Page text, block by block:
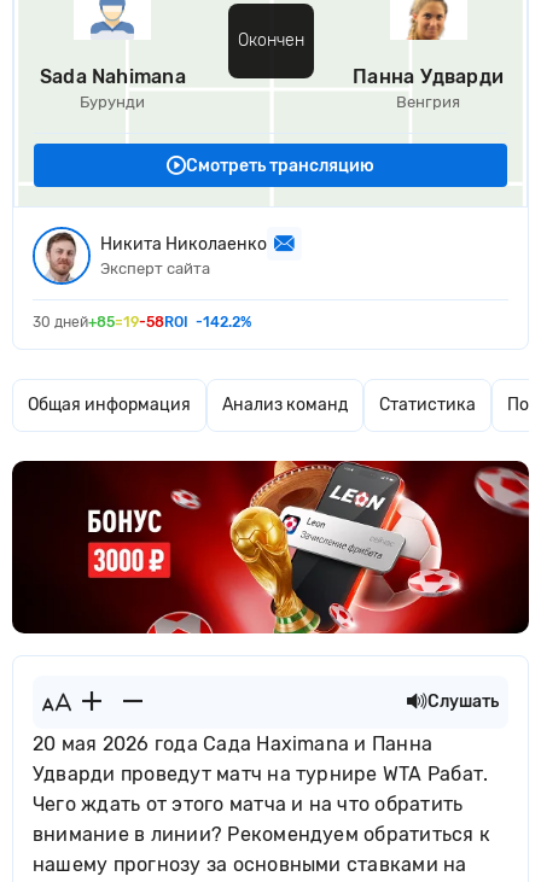
Sada Nahimana
Бурунди
Окончен
Панна Удварди
Венгрия
Смотреть трансляцию
Никита Николаенко
Эксперт сайта
30 дней+85=19-58ROI -142.2%
Общая информация Анализ команд Статистика
Слушать
20 мая 2026 года Сада Нахimana и Панна
Удварди проведут матч на турнире WTA Рабат.
Чего ждать от этого матча и на что обратить
внимание в линии? Рекомендуем обратиться к
нашему прогнозу за основными ставками на